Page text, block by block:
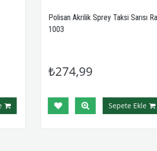
Polisan Akrilik Sprey Taksi Sarısı Ral
1003
₺274,99
Sepete Ekle